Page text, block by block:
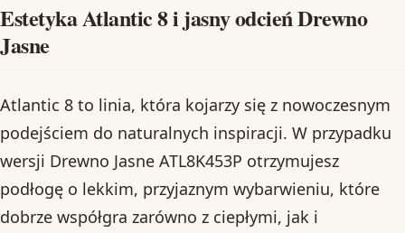
Estetyka Atlantic 8 i jasny odcień Drewno
Jasne
Atlantic 8 to linia, która kojarzy się z nowoczesnym
podejściem do naturalnych inspiracji. W przypadku
wersji Drewno Jasne ATL8K453P otrzymujesz
podłogę o lekkim, przyjaznym wybarwieniu, które
dobrze współgra zarówno z ciepłymi, jak i